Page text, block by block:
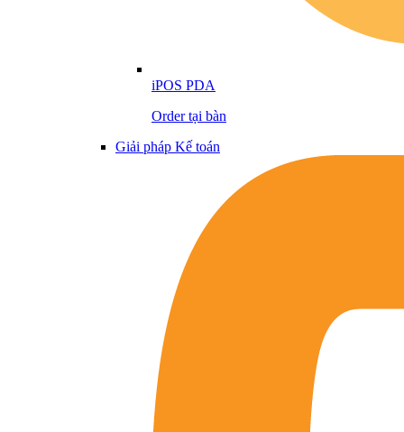
iPOS PDA
Order tại bàn
Giải pháp Kế toán